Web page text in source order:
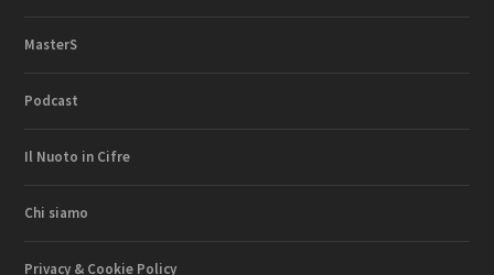
MasterS
Podcast
Il Nuoto in Cifre
Chi siamo
Privacy & Cookie Policy